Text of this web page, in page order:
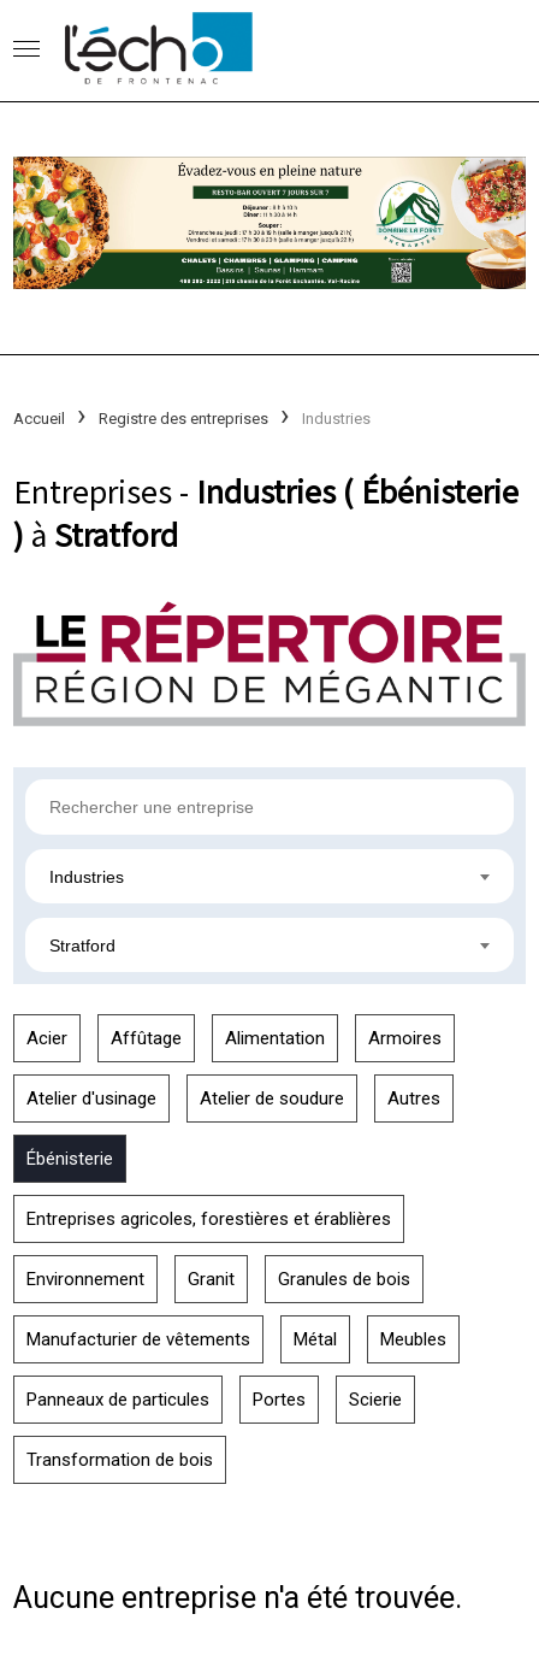
Accueil Registre des entreprises Industries
Entreprises - Industries ( Ébénisterie
) à Stratford
Industries
Stratford
Acier Affûtage Alimentation Armoires
Atelier d'usinage Atelier de soudure Autres
Ébénisterie
Entreprises agricoles, forestières et érablières
Environnement Granit Granules de bois
Manufacturier de vêtements Métal Meubles
Panneaux de particules Portes Scierie
Transformation de bois
Aucune entreprise n'a été trouvée.